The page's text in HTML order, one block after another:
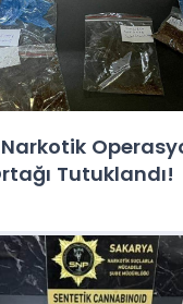
Tutuklandı!